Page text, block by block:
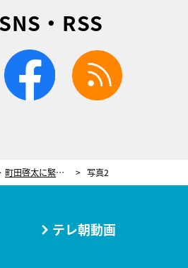
・RSS
facebook
町田啓太に緊急インタビュー！ドラマ『unknown』最終回直前だからやっと話せる撮影エピソード、そして“加賀美”のこと 写真2
テレ朝動画